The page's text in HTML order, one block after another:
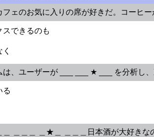
フェのお気に入りの席が好きだ。コーヒ
スできるのも
は、ユーザーが ___ ___ ★ ___ を分析し
る
＿ ＿＿＿ ＿★＿ ＿＿＿日本酒が大好きな